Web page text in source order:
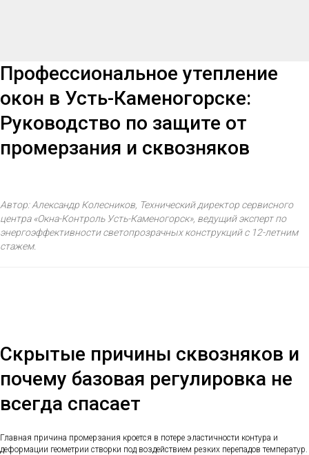
Профессиональное утепление
окон в Усть-Каменогорске:
Руководство по защите от
промерзания и сквозняков
Автор: Александр Колесников, Технический директор сервисного
центра «Окна-Контроль Усть-Каменогорск», ведущий эксперт по
энергоэффективности светопрозрачных конструкций с 12-летним
стажем.
Скрытые причины сквозняков и
почему базовая регулировка не
всегда спасает
Главная причина промерзания кроется в потере эластичности контура и
деформации геометрии створки под воздействием резких перепадов температур.